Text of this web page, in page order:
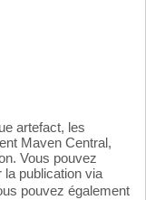
artefact, les
Maven Central,
Vous pouvez
la publication via
pouvez également